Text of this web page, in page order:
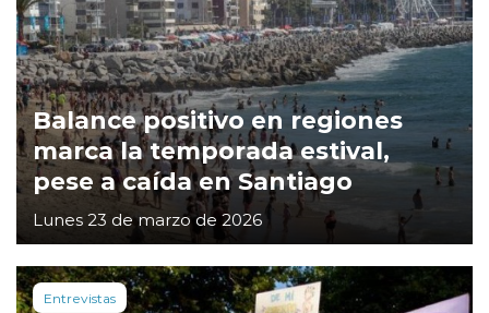
Balance positivo en regiones
marca la temporada estival,
pese a caída en Santiago
Lunes 23 de marzo de 2026
Entrevistas